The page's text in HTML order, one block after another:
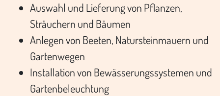
Auswahl und Lieferung von Pflanzen,
Sträuchern und Bäumen
Anlegen von Beeten, Natursteinmauern und
Gartenwegen
Installation von Bewässerungssystemen und
Gartenbeleuchtung